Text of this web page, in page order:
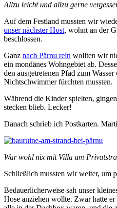
Allzu leicht und allzu gerne
Auf dem Festland mussten wir
unser nächster Host, wohnt an der
beschlossen.
Ganz nach Pärnu rein wollten wir
ein mondänes Wohngebiet ab.
den ausgetretenen Pfad zum
Nichtschwimmer fürchten mussten.
Während die Kinder spielten,
stecken blieb. Lecker!
Danach schrieb ich Postkarten.
War wohl nix mit Villa am
Schließlich mussten wir weiter, um
Bedauerlicherweise sah unser
Hose anziehen wollte. Zwar hatte er